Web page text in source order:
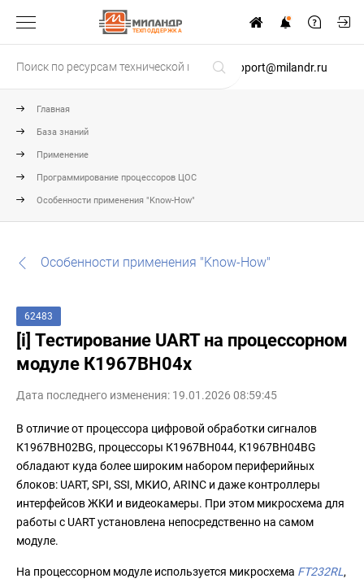
ТЕХПОДДЕРЖКА
support@milandr.ru
Главная
База знаний
Применение
Программирование процессоров ЦОС
Особенности применения "Know-How"
Особенности применения "Know-How"
62483
[i] Тестирование UART на процессорном
модуле К1967ВН04x
Дата последнего изменения: 19.01.2026 08:59:45
В отличие от процессора цифровой обработки сигналов
К1967ВН02BG, процессоры К1967ВН044, К1967ВН04BG
обладают куда более широким набором периферийных
блоков: UART, SPI, SSI, МКИО, ARINC и даже контроллеры
интерфейсов ЖКИ и видеокамеры. При этом микросхема для
работы с UART установлена непосредственно на самом
модуле.
На процессорном модуле используется микросхема FT232RL ,